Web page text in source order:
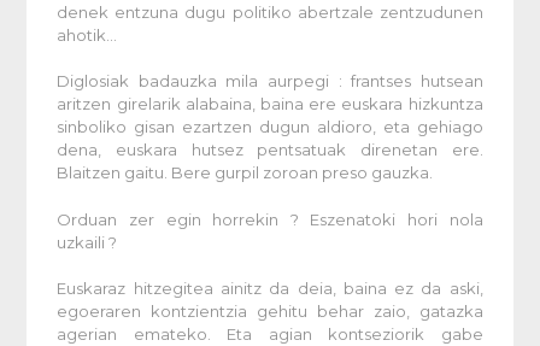
denek entzuna dugu politiko abertzale zentzudunen
ahotik…
Diglosiak badauzka mila aurpegi : frantses hutsean
aritzen girelarik alabaina, baina ere euskara hizkuntza
sinboliko gisan ezartzen dugun aldioro, eta gehiago
dena, euskara hutsez pentsatuak direnetan ere.
Blaitzen gaitu. Bere gurpil zoroan preso gauzka.
Orduan zer egin horrekin ? Eszenatoki hori nola
uzkaili ?
Euskaraz hitzegitea ainitz da deia, baina ez da aski,
egoeraren kontzientzia gehitu behar zaio, gatazka
agerian emateko. Eta agian kontseziorik gabe